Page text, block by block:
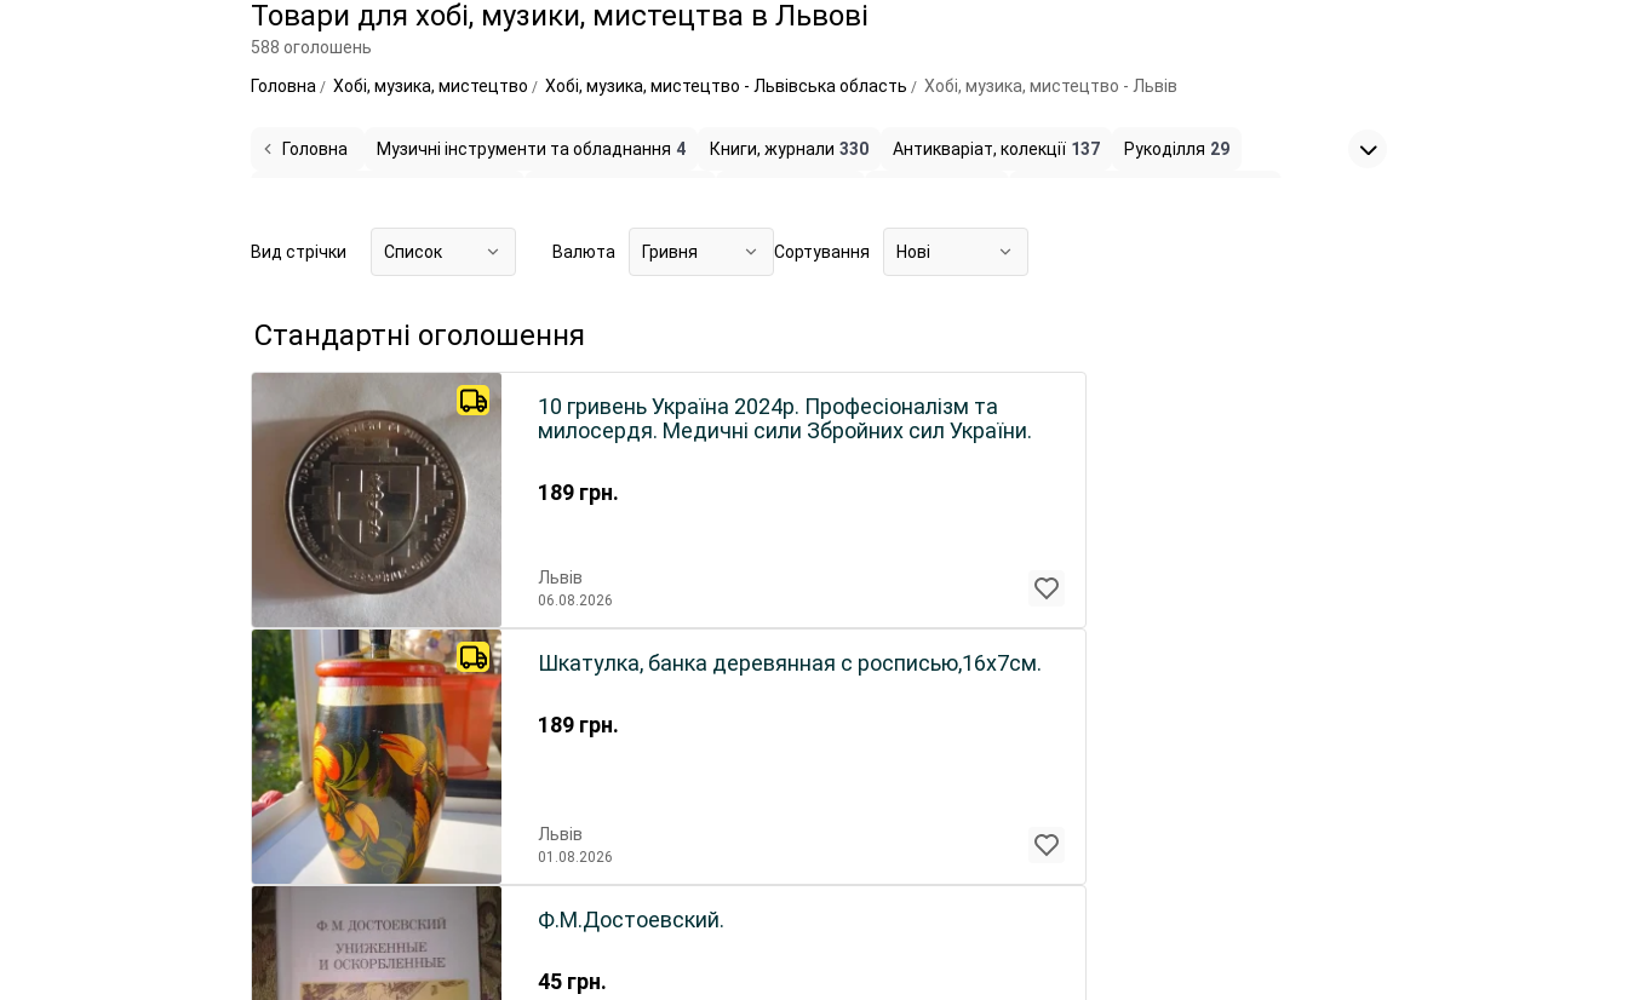
Товари для хобі, музики, мистецтва в Львові
588 оголошень
Головна
Хобі, музика, мистецтво Хобі, музика, мистецтво - Львівська область Хобі, музика, мистецтво - Львів
Головна Музичні інструменти та обладнання 4 Книги, журнали 330 Антикваріат, колекції 137 Рукоділля 29
Медалі та медальниці
Вид стрічки
Список Валюта Гривня Сортування Нові
Стандартні оголошення
189 грн.
10 гривень Україна 2024р. Професіоналізм та
милосердя. Медичні сили Збройних сил України.
Львів
06.08.2026
189 грн.
Шкатулка, банка деревянная с росписью,16х7см.
Львів
01.08.2026
45 грн.
Ф.М.Достоевский.